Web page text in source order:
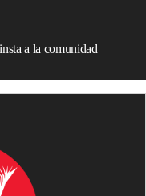
a la comunidad